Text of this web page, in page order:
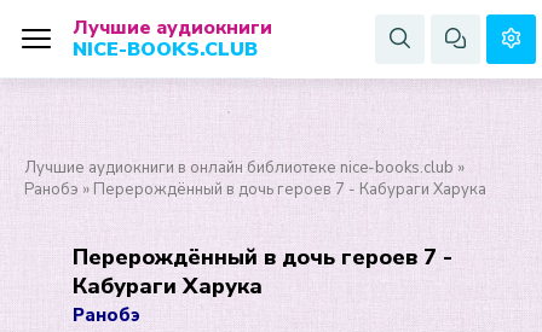
Лучшие аудиокниги
NICE-BOOKS.CLUB
Лучшие аудиокниги в онлайн библиотеке nice-books.club »
Ранобэ » Перерождённый в дочь героев 7 - Кабураги Харука
Перерождённый в дочь героев 7 -
Кабураги Харука
Ранобэ